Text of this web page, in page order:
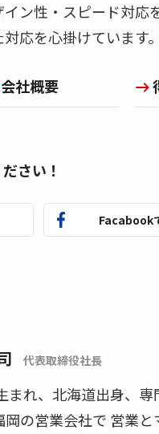
ン性・スピード対
応を心掛けています
会社概要
さい！
Facabook
代表取締役社長
まれ、北海道出身、専
岡の営業会社で 営業